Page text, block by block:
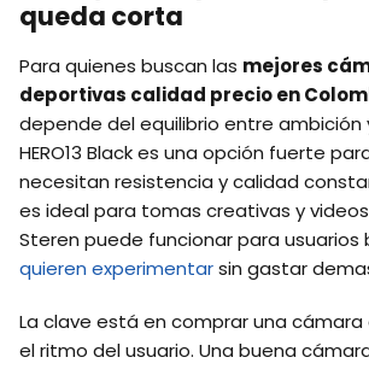
queda corta
Para quienes buscan las mejores
deportivas calidad precio en
depende del equilibrio entre ambición
HERO13 Black es una opción fuerte
necesitan resistencia y calidad
es ideal para tomas creativas y
Steren puede funcionar para usuarios
quieren experimentarsin gastar
La clave está en comprar una
el ritmo del usuario. Una buena